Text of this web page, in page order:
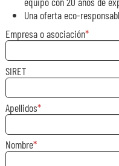
Una oferta eco-
Empresa o asociación
SIRET
Apellidos
Nombre